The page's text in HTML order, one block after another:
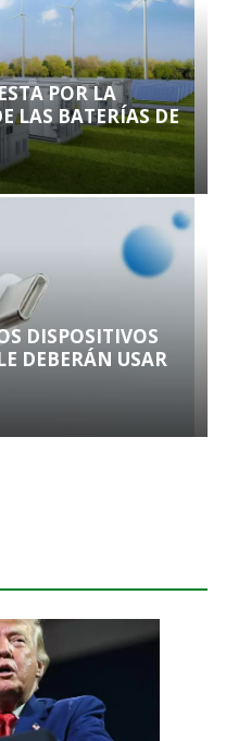
POR LA
LAS BATERÍAS DE
DISPOSITIVOS
DEBERÁN USAR